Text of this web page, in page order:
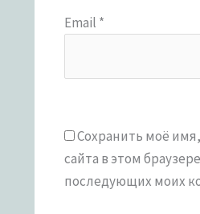
Email *
Сохранить моё
сайта в этом
последующих моих